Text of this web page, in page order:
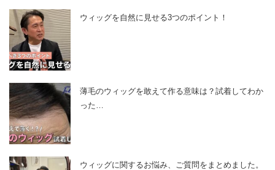
ウィッグを自然に見せる3つのポイント！
薄毛のウィッグを敢えて作る意味は？試着してわか
った…
ウィッグに関するお悩み、ご質問をまとめました。